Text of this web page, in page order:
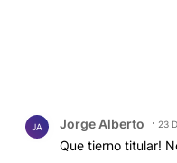
JA Jorge Alberto 23
Que tierno titular!